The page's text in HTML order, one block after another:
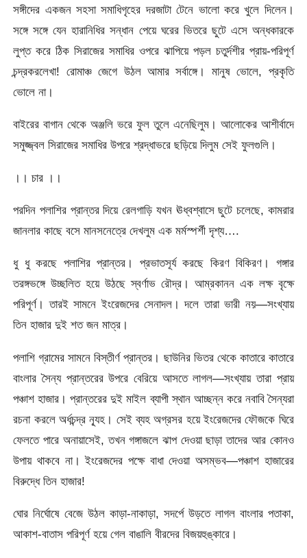
সঙ্গীদের একজন সহসা সমাধিগৃহের দরজাটা টেনে ভালো করে খুলে দিলেন।
সঙ্গে সঙ্গে যেন হারানিধির সন্ধান পেয়ে ঘরের ভিতরে ছুটে এসে অন্ধকারকে
লুপ্ত করে ঠিক সিরাজের সমাধির ওপরে ঝাপিয়ে পড়ল চতুর্দশীর প্রায়-পরিপূর্ণ
চন্দ্রকরলেখা! রোমাঞ্চ জেগে উঠল আমার সর্বাঙ্গে। মানুষ ভোলে, প্রকৃতি
ভোলে না।
বাইরের বাগান থেকে অঞ্জলি ভরে ফুল তুলে এনেছিলুম। আলোকের আশীর্বাদে
সমুজ্জ্বল সিরাজের সমাধির উপরে শ্রদ্ধাভরে ছড়িয়ে দিলুম সেই ফুলগুলি।
।। চার ।।
পরদিন পলাশির প্রান্তর দিয়ে রেলগাড়ি যখন ঊধ্বশ্বাসে ছুটে চলেছে, কামরার
জানলার কাছে বসে মানসনেত্রে দেখলুম এক মর্মস্পর্শী দৃশ্য….
ধু ধু করছে পলাশির প্রান্তর। প্রভাতসূর্য করছে কিরণ বিকিরণ। গঙ্গার
তরঙ্গভঙ্গে উচ্ছলিত হয়ে উঠছে স্বর্ণাভ রৌদ্র। আম্রকানন এক লক্ষ বৃক্ষে
পরিপূর্ণ। তারই সামনে ইংরেজদের সেনাদল। দলে তারা ভারী নয়—সংখ্যায়
তিন হাজার দুই শত জন মাত্র।
পলাশি গ্রামের সামনে বিস্তীর্ণ প্রান্তর। ছাউনির ভিতর থেকে কাতারে কাতারে
বাংলার সৈন্য প্রান্তরের উপরে বেরিয়ে আসতে লাগল—সংখ্যায় তারা প্রায়
পঞ্চাশ হাজার। প্রান্তরের দুই মাইল ব্যাপী স্থান আচ্ছন্ন করে নবাবি সৈন্যরা
রচনা করলে অর্ধচন্দ্র ন্যূহ। সেই ব্যহ অগ্রসর হয়ে ইংরেজদের ফৌজকে ঘিরে
ফেলতে পারে অনায়াসেই, তখন গঙ্গাজলে ঝাপ দেওয়া ছাড়া তাদের আর কোনও
উপায় থাকবে না। ইংরেজদের পক্ষে বাধা দেওয়া অসম্ভব—পঞ্চাশ হাজারের
বিরুদ্ধে তিন হাজার!
ঘোর নির্ঘোষে বেজে উঠল কাড়া-নাকাড়া, সদর্পে উড়তে লাগল বাংলার পতাকা,
আকাশ-বাতাস পরিপূর্ণ হয়ে গেল বাঙালি বীরদের বিজয়হুঙ্কারে।